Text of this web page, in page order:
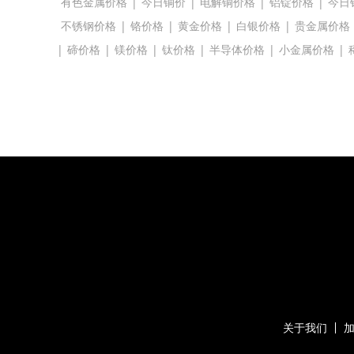
不锈钢价格 | 铬价格 | 黄金价格 | 白银价格 | 贵金属价格
| 碲价格 | 镁价格 | 钛价格 | 半导体价格 | 小金属价格 |
关于我们